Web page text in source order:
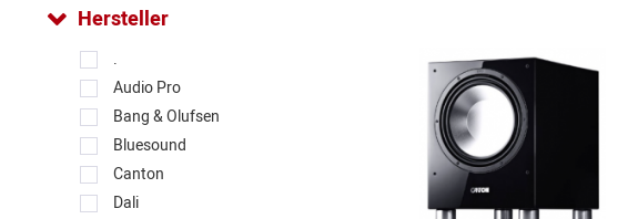
Hersteller
.
Audio Pro
Bang & Olufsen
Bluesound
Canton
Dali